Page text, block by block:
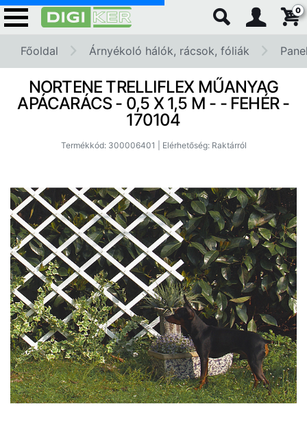
0
Főoldal Árnyékoló hálók, rácsok, fóliák
NORTENE TRELLIFLEX MŰANYAG
APÁCARÁCS - 0,5 X 1,5 M - - FEHÉR -
170104
Termékkód: 300006401 | Elérhetőség: Raktárról